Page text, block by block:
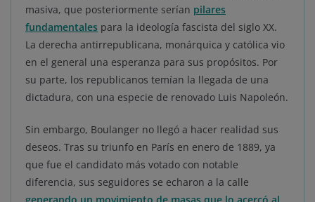
masiva, que posteriormente serían pilares
fundamentales para la ideología fascista del siglo XX.
La derecha antirrepublicana, monárquica y católica vio
en el general una esperanza para sus propósitos. Por
su parte, los republicanos temían la llegada de una
dictadura, con una especie de renovado Luis Napoleón.
Sin embargo, Boulanger no llegó a hacer realidad sus
deseos. Tras su triunfo en París en enero de 1889, ya
que fue el candidato más votado con notable
diferencia, sus seguidores se echaron a la calle